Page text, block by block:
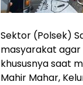
Sektor (Polsek)
masyarakat
khususnya saat
Mahir Mahar,